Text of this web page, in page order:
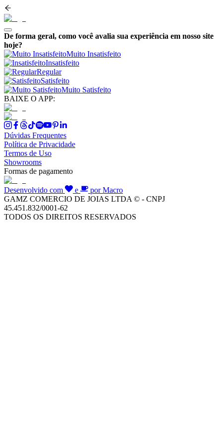
De forma geral, como você avalia sua experiência em nosso site
hoje?
Muito Insatisfeito
Insatisfeito
Regular
Satisfeito
Muito Satisfeito
BAIXE O APP:
Dúvidas Frequentes
Política de Privacidade
Termos de Uso
Showrooms
Formas de pagamento
Desenvolvido com e
por Macro
GAMZ COMERCIO DE JOIAS LTDA © - CNPJ
45.451.832/0001-62
TODOS OS DIREITOS RESERVADOS